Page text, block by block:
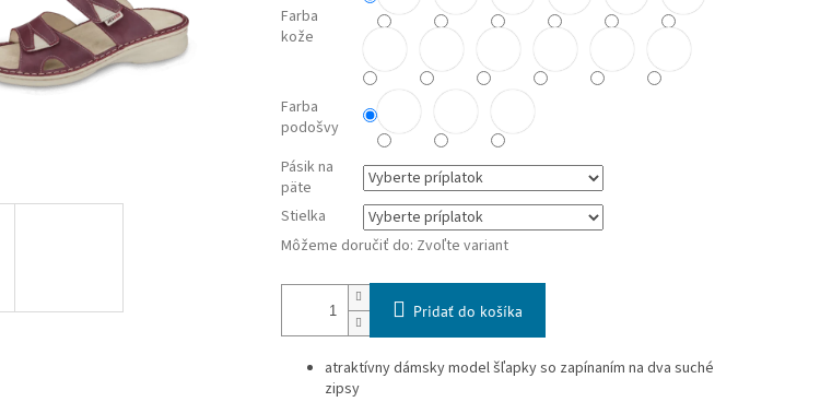
Farba
kože
Farba
podošvy
Pásik na
päte
Stielka
Môžeme doručiť do: Zvoľte variant
Pridať do košíka
atraktívny dámsky model šľapky so zapínaním na dva suché
zipsy